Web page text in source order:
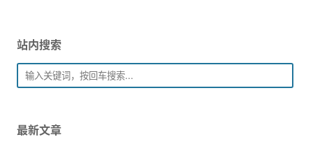
站内搜索
最新文章